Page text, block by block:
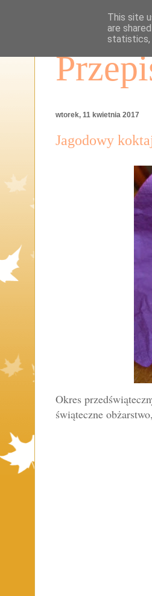
wtorek, 11 kwietnia 2017
Jagodowy
Okres
świąteczne
This site
are
statistics,